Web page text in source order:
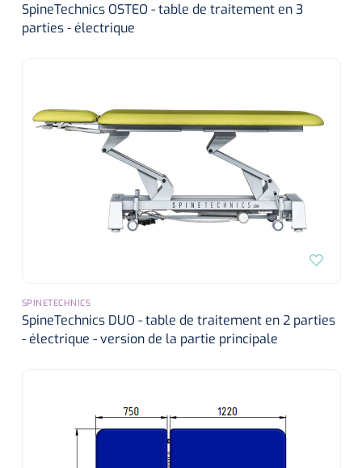
Dissolvant de couche adhésive
Agraffes de fixation
Bassin renal
SpineTechnics OSTEO - table de traitement en 3
parties - électrique
SPINETECHNICS
SpineTechnics DUO - table de traitement en 2 parties
- électrique - version de la partie principale